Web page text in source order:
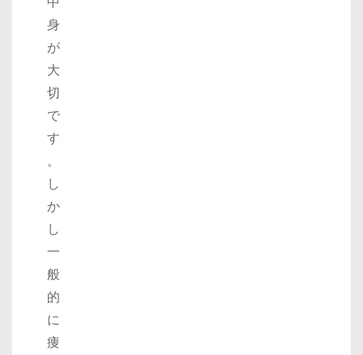
身
が
大
切
で
す
。
し
か
し
一
般
的
に
痩